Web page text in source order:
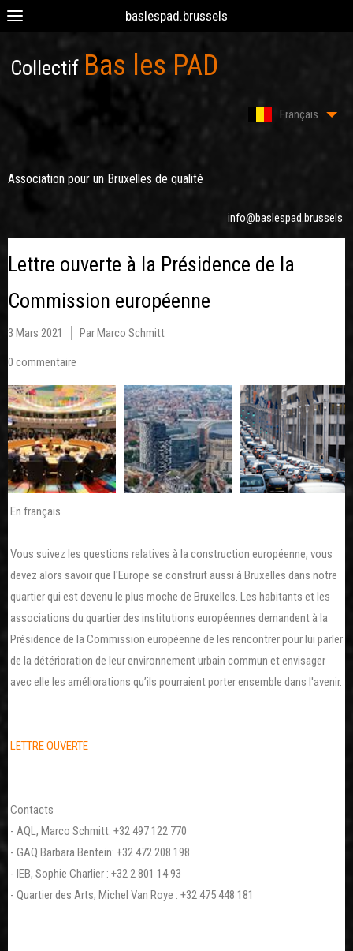
baslespad.brussels
Collectif Bas les PAD
Français
Association pour un Bruxelles de qualité
info@baslespad.brussels
Lettre ouverte à la Présidence de la
Commission européenne
3 Mars 2021 Par Marco Schmitt
0 commentaire
En français
Vous suivez les questions relatives à la construction européenne, vous
devez alors savoir que l'Europe se construit aussi à Bruxelles dans notre
quartier qui est devenu le plus moche de Bruxelles. Les habitants et les
associations du quartier des institutions européennes demandent à la
Présidence de la Commission européenne de les rencontrer pour lui parler
de la détérioration de leur environnement urbain commun et envisager
avec elle les améliorations qu’ils pourraient porter ensemble dans l'avenir.
LETTRE OUVERTE
Contacts
- AQL, Marco Schmitt: +32 497 122 770
- GAQ Barbara Bentein: +32 472 208 198
- IEB, Sophie Charlier : +32 2 801 14 93
- Quartier des Arts, Michel Van Roye : +32 475 448 181